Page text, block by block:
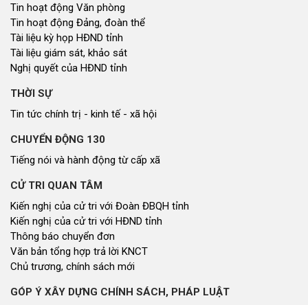
Tin hoạt động Văn phòng
Tin hoạt động Đảng, đoàn thể
Tài liệu kỳ họp HĐND tỉnh
Tài liệu giám sát, khảo sát
Nghị quyết của HĐND tỉnh
THỜI SỰ
Tin tức chính trị - kinh tế - xã hội
CHUYỂN ĐỘNG 130
Tiếng nói và hành động từ cấp xã
CỬ TRI QUAN TÂM
Kiến nghị của cử tri với Đoàn ĐBQH tỉnh
Kiến nghị của cử tri với HĐND tỉnh
Thông báo chuyển đơn
Văn bản tổng hợp trả lời KNCT
Chủ trương, chính sách mới
GÓP Ý XÂY DỰNG CHÍNH SÁCH, PHÁP LUẬT